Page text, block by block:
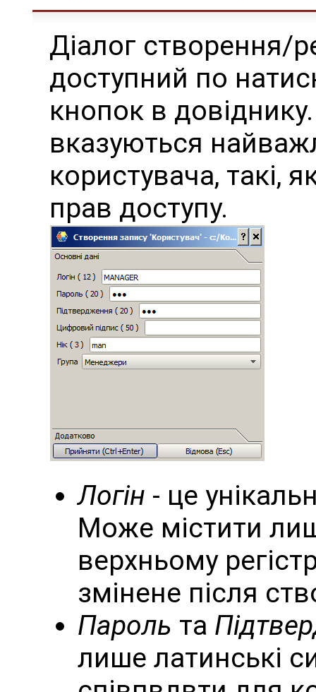
Діалог створення/
доступний по
кнопок в
вказуються
користувача, такі,
прав доступу.
Логін - це
Може містити
верхньому
змінене після
Пароль та
лише латинські